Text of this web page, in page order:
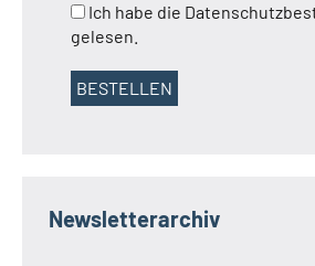
Ich habe die
gelesen.
Newsletterarchiv